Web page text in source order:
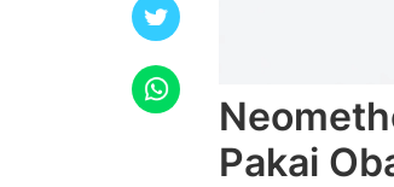
Pakai